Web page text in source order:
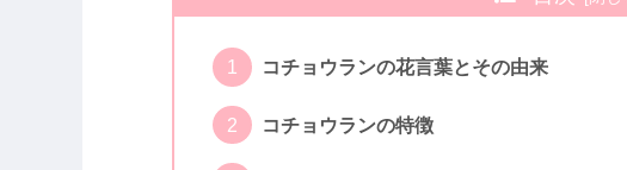
コチョウランの花言葉とその由来
コチョウランの特徴